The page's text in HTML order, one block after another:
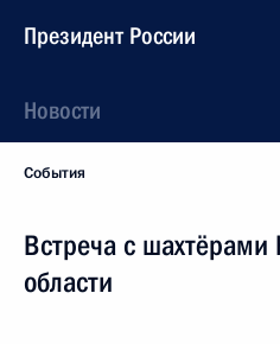
Президент России
Новости
События
Встреча с шахтёрами
области